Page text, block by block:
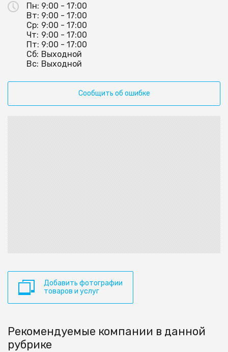
Пн: 9:00 - 17:00
Вт: 9:00 - 17:00
Ср: 9:00 - 17:00
Чт: 9:00 - 17:00
Пт: 9:00 - 17:00
Сб: Выходной
Вс: Выходной
Сообщить об ошибке
Добавить фотографии
товаров и услуг
Рекомендуемые компании в данной
рубрике